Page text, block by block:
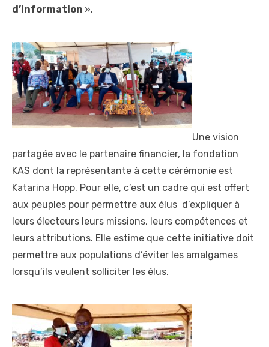
d’information ».
Une vision
partagée avec le partenaire financier, la fondation
KAS dont la représentante à cette cérémonie est
Katarina Hopp. Pour elle, c’est un cadre qui est offert
aux peuples pour permettre aux élus d’expliquer à
leurs électeurs leurs missions, leurs compétences et
leurs attributions. Elle estime que cette initiative doit
permettre aux populations d’éviter les amalgames
lorsqu’ils veulent solliciter les élus.